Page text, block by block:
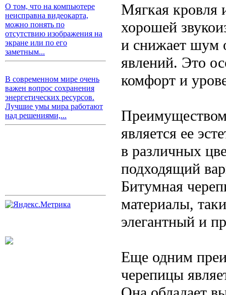
О том, что на компьютере
неисправна видеокарта,
можно понять по
отсутствию изображения на
экране или по его
заметным...
В современном мире очень
важен вопрос сохранения
энергетических ресурсов.
Лучшие умы мира работают
над решениями,...
Мягкая кровля
хорошей
и снижает шум
явлений. Это
комфорт и
является ее
в различных
подходящий
Битумная
материалы,
элегантный и
Еще одним
черепицы